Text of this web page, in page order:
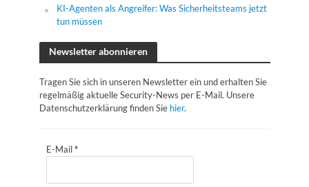
KI-Agenten als Angreifer: Was Sicherheitsteams jetzt
tun müssen
Newsletter abonnieren
Tragen Sie sich in unseren Newsletter ein und erhalten Sie
regelmäßig aktuelle Security-News per E-Mail. Unsere
Datenschutzerklärung finden Sie hier.
E-Mail*